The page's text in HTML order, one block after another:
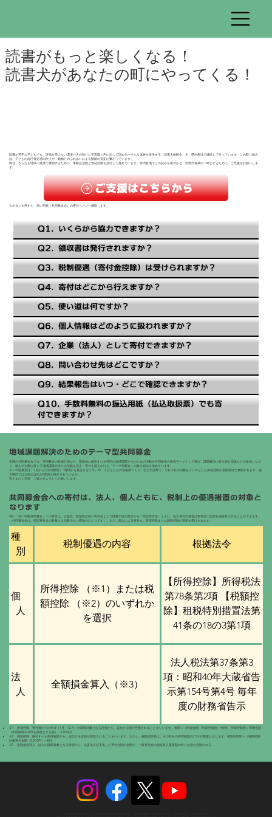
読書がもっと楽しくなる！
読書犬があなたの町にやってくる！
読書が苦手な子どもでも、評価を受けない環境―犬の前だと不思議と声に出して読める―そんな体験を提供する「読書犬体験会」を、県内各地で継続して行っています。この取り組み
は、子どもの自己肯定感の向上や、動物とのふれあいによる情緒の安定に繋がっています。
現在、さらなる地域へ無償で展開するために、体験会活動と啓発活動を並行して進めています。県内各地でこの試みを根付かせ、次世代育成の一助とするために、ご支援をお願いしま
す。
ご支援はこちらから
※ボタンを押すと、赤い羽根（共同募金会）の寄付ページへ移動します。
Q1. いくらから協力できますか？
Q2. 領収書は発行されますか？
Q3. 税制優遇（寄付金控除）は受けられますか？
Q4. 寄付はどこから行えますか？
Q5. 使い道は何ですか？
Q6. 個人情報はどのように扱われますか？
Q7. 企業（法人）として寄付できますか？
Q8. 問い合わせ先はどこですか？
Q9. 結果報告はいつ・どこで確認できますか？
Q10. 手数料無料の振込用紙（払込取扱票）でも寄
付できますか？
地域課題解決のためのテーマ型共同募金
全国の共同募金会では、共同募金の助成計画から、緊急的に解決すべき特定の地域課題やそのための活動を共同募金の募金テーマとして掲げ、課題解決に取り組む団体などが参加しなが
ら、個人や企業に対して地域課題や自らの活動を伝え、寄付を訴えかける「テーマ型募金」の取り組みを進めています。
テーマ型募金は、1月から3月の期間に「地域から孤立をなくす」や「子どもたちの居場所づくり」などの分野で、それぞれの活動をテーマとした募金活動が全国各地で展開されます。栃
木県内では当会を含めた6団体が採択されています。
皆さまのご支援、ご協力をよろしくお願いします。
共同募金会への寄付は、法人、個人ともに、税制上の優遇措置の対象と
なります
特に「赤い羽根共同募金」への寄付は、公益性、緊急性が高い寄付金として財務大臣が指定する「指定寄付金」とされ、法人寄付の場合は寄付金の全額を損金算入することができます。
（共同募金会は、指定寄付金の対象となる数少ない団体のひとつです）。また、個人による寄付も、所得控除または税額控除の適用を受けられます。
種
別
税制優遇の内容 根拠法令
個
人
所得控除 （※1）または税
額控除 （※2）のいずれか
を選択
【所得控除】所得税法
第78条第2項 【税額控
除】租税特別措置法第
41条の18の3第1項
法
人
全額損金算入（※3）
法人税法第37条第3
項：昭和40年大蔵省告
示第154号第4号 毎年
度の財務省告示
※1 所得控除 寄付者のその年分（1月～12月）の課税対象となる所得から、該当する額が控除されることをいいます。税額＝（所得金額－所得控除額）×税率、所得控除額＝寄附金額
（年間所得の40%を限度とする額）－2,000円
※2 税額控除 納付すべき所得税額から、該当する金額が控除されることをいいます。ただし、税額控除額は、その年分の所得税額の25％が限度となります。税額控除額＝（税額控除
対象寄付金額－2,000円）×40％
※3 全額損金算入 法人の課税対象となる所得から、当該法人が支出した寄付金額の全額が、一般寄付金の損金算入限度額の枠とは別に控除される。